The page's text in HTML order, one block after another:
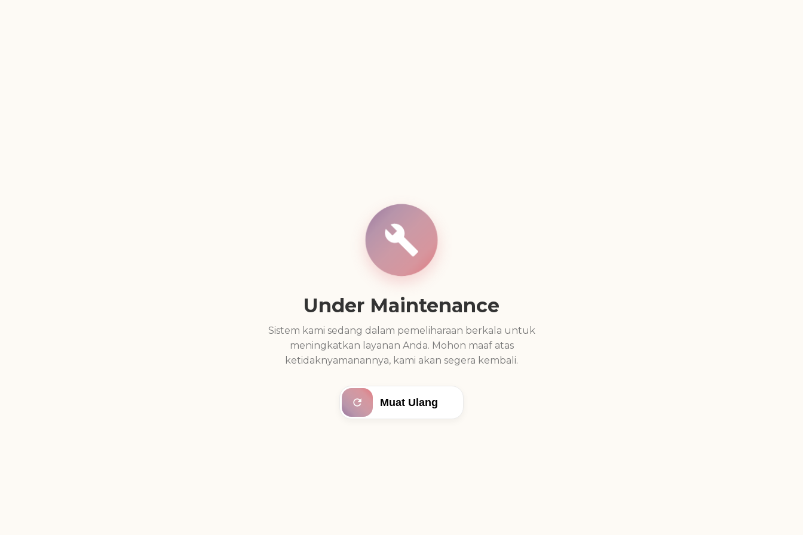
Under Maintenance
Sistem kami sedang dalam pemeliharaan berkala untuk
meningkatkan layanan Anda. Mohon maaf atas
ketidaknyamanannya, kami akan segera kembali.
Muat Ulang